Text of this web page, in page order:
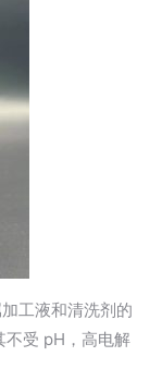
工液和清洗剂的
不受 pH，高电解